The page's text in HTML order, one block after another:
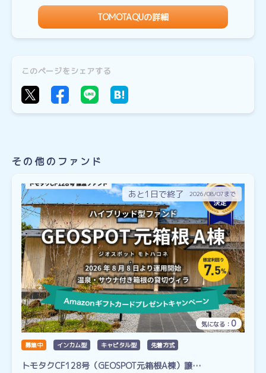
TOMOTAQUの詳細
このページをシェアする
その他のファンド
あと1日で終了 2026/08/07まで
気になる： 0
募集中 インカム型 キャピタル型 先着方式
トモタクCF128号（GEOSPOT元箱根A棟）譲…